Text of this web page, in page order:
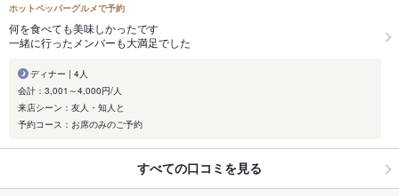
ホットペッパーグルメで予約
何を食べても美味しかったです
一緒に行ったメンバーも大満足でした
ディナー | 4人
会計：3,001～4,000円/人
来店シーン：友人・知人と
予約コース：お席のみのご予約
すべての口コミを見る